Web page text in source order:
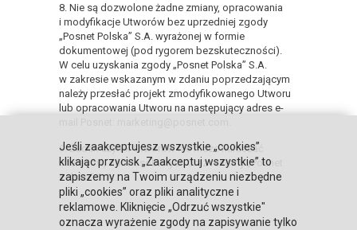
8. Nie są dozwolone żadne zmiany, opracowania
i modyfikacje Utworów bez uprzedniej zgody
„Posnet Polska” S.A. wyrażonej w formie
dokumentowej (pod rygorem bezskuteczności).
W celu uzyskania zgody „Posnet Polska” S.A.
w zakresie wskazanym w zdaniu poprzedzającym
należy przesłać projekt zmodyfikowanego Utworu
lub opracowania Utworu na następujący adres e-
9. Żaden użytek Utworów nie może naruszać
interesów, dóbr osobistych oraz renomy „Posnet
Polska” S.A..
Jeśli zaakceptujesz wszystkie „cookies”
klikając przycisk „Zaakceptuj wszystkie” to
zapiszemy na Twoim urządzeniu niezbędne
pliki „cookies” oraz pliki analityczne i
reklamowe. Kliknięcie „Odrzuć wszystkie"
oznacza wyrażenie zgody na zapisywanie tylko